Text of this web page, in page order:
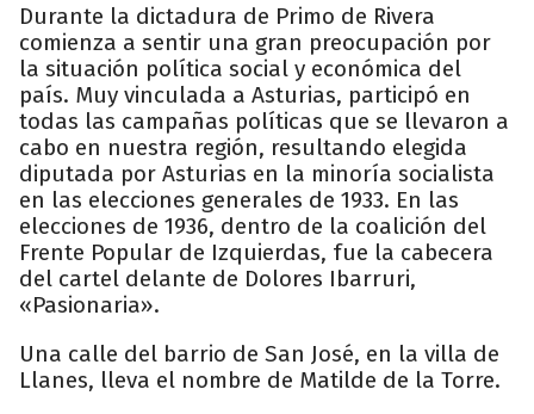
Durante la dictadura de Primo de Rivera
comienza a sentir una gran preocupación por
la situación política social y económica del
país. Muy vinculada a Asturias, participó en
todas las campañas políticas que se llevaron a
cabo en nuestra región, resultando elegida
diputada por Asturias en la minoría socialista
en las elecciones generales de 1933. En las
elecciones de 1936, dentro de la coalición del
Frente Popular de Izquierdas, fue la cabecera
del cartel delante de Dolores Ibarruri,
«Pasionaria».
Una calle del barrio de San José, en la villa de
Llanes, lleva el nombre de Matilde de la Torre.